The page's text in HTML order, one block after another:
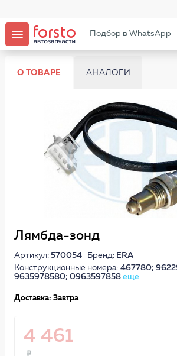
Подбор в WhatsApp
О ТОВАРЕ АНАЛОГИ
Лямбда-зонд
Артикул: 570054Бренд: ERA
Конструкционные номера: 467780;
9635978580; 0963597858 еще
Доставка: Завтра
4 461